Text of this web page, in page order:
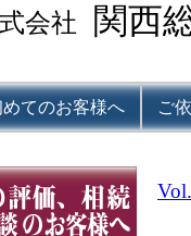
会社 関西
めてのお客様へ
ご